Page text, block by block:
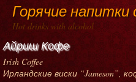
Горячие напитки
Hot drinks with alcohol
Айриш Кофе
Irish Coffee
Ирландские виски “Jameson”,